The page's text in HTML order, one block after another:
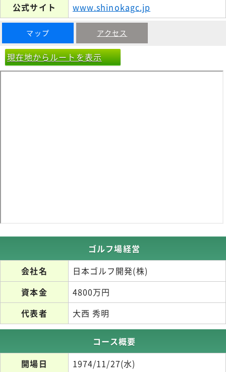
公式サイト
www.shinokagc.jp
マップ アクセス
現在地からルートを表示
ゴルフ場経営
会社名
日本ゴルフ開発(株)
資本金
4800万円
代表者
大西 秀明
コース概要
開場日
1974/11/27(水)